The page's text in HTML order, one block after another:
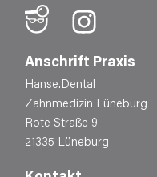
Anschrift Praxis
Hanse.Dental
Zahnmedizin Lüneburg
Rote Straße 9
21335 Lüneburg